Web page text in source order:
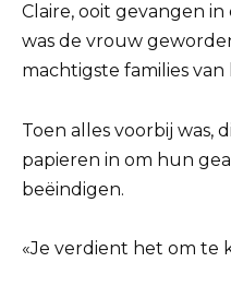
Claire, ooit gevangen
was de vrouw
machtigste families
Toen alles voorbij was,
papieren in om hun
beëindigen.
«Je verdient het om te